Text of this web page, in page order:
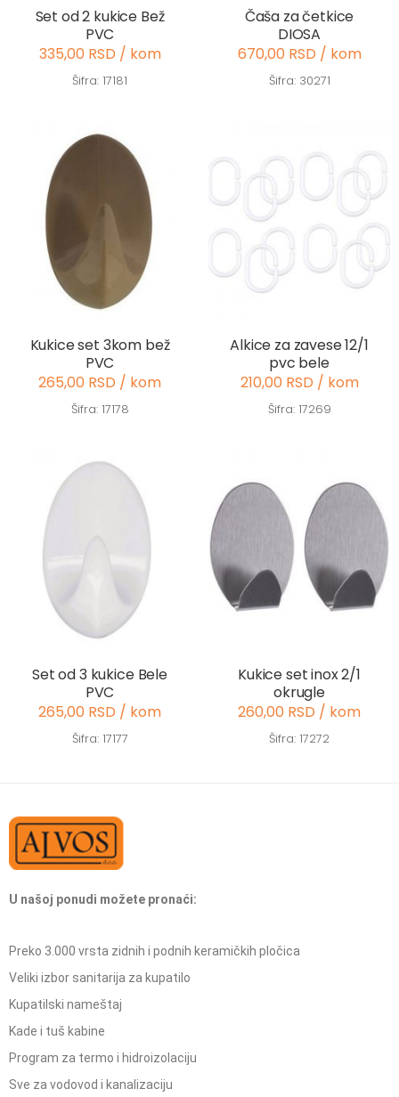
Set od 2 kukice Bež
PVC
335,00 RSD / kom
Šifra: 17181
Čaša za četkice
DIOSA
670,00 RSD / kom
Šifra: 30271
Kukice set 3kom bež
PVC
265,00 RSD / kom
Šifra: 17178
Alkice za zavese 12/1
pvc bele
210,00 RSD / kom
Šifra: 17269
Set od 3 kukice Bele
PVC
265,00 RSD / kom
Šifra: 17177
Kukice set inox 2/1
okrugle
260,00 RSD / kom
Šifra: 17272
U našoj ponudi možete pronaći:
Preko 3.000 vrsta zidnih i podnih keramičkih pločica
Veliki izbor sanitarija za kupatilo
Kupatilski nameštaj
Kade i tuš kabine
Program za termo i hidroizolaciju
Sve za vodovod i kanalizaciju